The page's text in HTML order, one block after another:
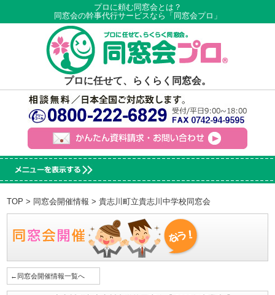
プロに頼む同窓会とは？
同窓会の幹事代行サービスなら「同窓会プロ」
プロに任せて、らくらく同窓会。
TOP > 同窓会開催情報 > 貴志川町立貴志川中学校同窓会
←同窓会開催情報一覧へ